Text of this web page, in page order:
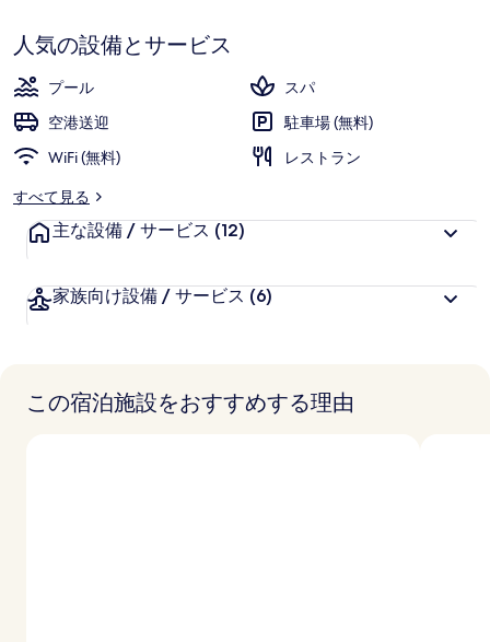
す
人気の設備とサービス
プール
スパ
空港送迎
駐車場 (無料)
WiFi (無料)
レストラン
すべて見る
主な設備 / サービス (12)
家族向け設備 / サービス (6)
この宿泊施設をおすすめする理由